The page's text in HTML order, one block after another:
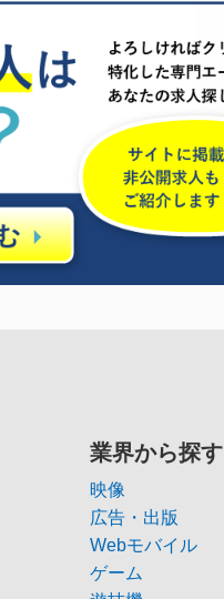
業界から探す
映像
広告・出版
Webモバイル
ゲーム